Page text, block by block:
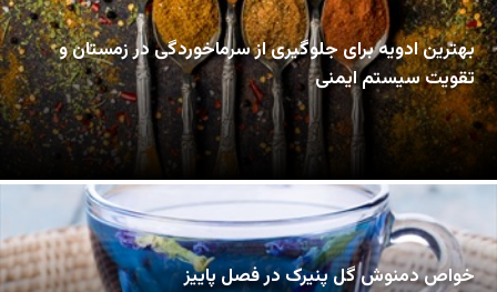
بهترین ادویه برای جلوگیری از سرماخوردگی در زمستان و
تقویت سیستم ایمنی
خواص دمنوش گل پنیرک در فصل پاییز